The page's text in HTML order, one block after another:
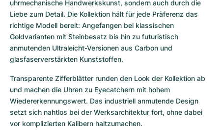
uhrmechanische Handwerkskunst, sondern auch durch die
Liebe zum Detail. Die Kollektion hält für jede Präferenz das
richtige Modell bereit: Angefangen bei klassischen
Goldvarianten mit Steinbesatz bis hin zu futuristisch
anmutenden Ultraleicht-Versionen aus Carbon und
glasfaserverstärkten Kunststoffen.
Transparente Zifferblätter runden den Look der Kollektion ab
und machen die Uhren zu Eyecatchern mit hohem
Wiedererkennungswert. Das industriell anmutende Design
setzt sich nahtlos bei der Werksarchitektur fort, ohne dabei
vor komplizierten Kalibern haltzumachen.